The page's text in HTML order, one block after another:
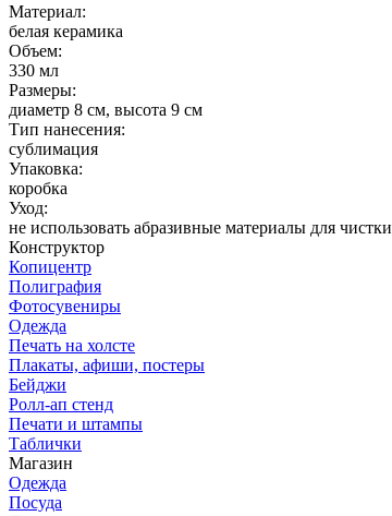
Материал:
белая керамика
Объем:
330 мл
Размеры:
диаметр 8 см, высота 9 см
Тип нанесения:
сублимация
Упаковка:
коробка
Уход:
не использовать абразивные материалы для чистки
Конструктор
Копицентр
Полиграфия
Фотосувениры
Одежда
Печать на холсте
Плакаты, афиши, постеры
Бейджи
Ролл-ап стенд
Печати и штампы
Таблички
Магазин
Одежда
Посуда